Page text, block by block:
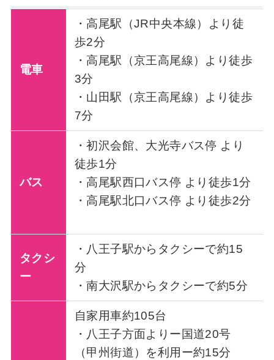
電車
・高尾駅（JR中央本線）より徒
歩2分
・高尾駅（京王高尾線）より徒歩
3分
・山田駅（京王高尾線）より徒歩
7分
バス
・初沢会館、大光寺バス停 より
徒歩1分
・高尾駅西口バス停 より徒歩1分
・高尾駅北口バス停 より徒歩2分
タクシ
ー
・八王子駅からタクシーで約15
分
・南大沢駅からタクシーで約5分
自家用車約105台
・八王子方面よりー国道20号
（甲州街道）を利用ー約15分